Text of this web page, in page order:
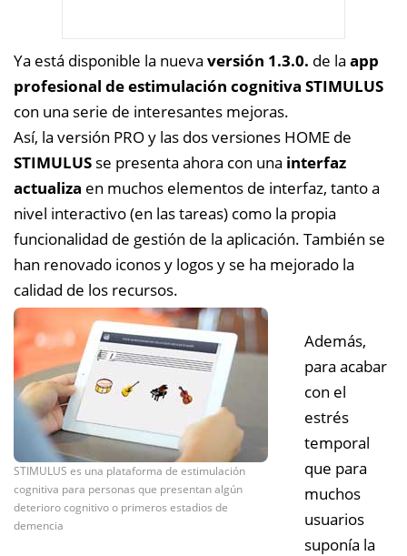
Ya está disponible la nueva versión 1.3.0. de la app
profesional de estimulación cognitiva STIMULUS
con una serie de interesantes mejoras.
Así, la versión PRO y las dos versiones HOME de
STIMULUS se presenta ahora con una interfaz
actualiza en muchos elementos de interfaz, tanto a
nivel interactivo (en las tareas) como la propia
funcionalidad de gestión de la aplicación. También se
han renovado iconos y logos y se ha mejorado la
calidad de los recursos.
STIMULUS es una plataforma de estimulación
cognitiva para personas que presentan algún
deterioro cognitivo o primeros estadios de
demencia
Además,
para acabar
con el
estrés
temporal
que para
muchos
usuarios
suponía la